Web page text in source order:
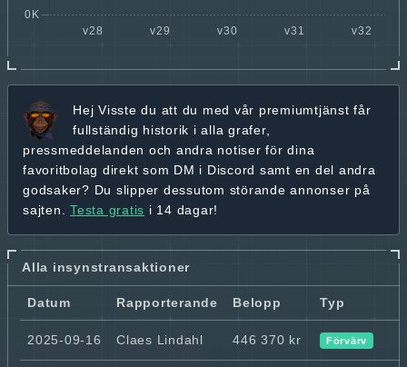
Hej Visste du att du med vår premiumtjänst får
fullständig historik i alla grafer,
pressmeddelanden och andra notiser för dina
favoritbolag direkt som DM i Discord samt en del andra
godsaker? Du slipper dessutom störande annonser på
sajten. Testa gratis i 14 dagar!
Alla insynstransaktioner
Datum Rapporterande Belopp Typ
2025-09-16 Claes Lindahl 446 370 kr Förvärv